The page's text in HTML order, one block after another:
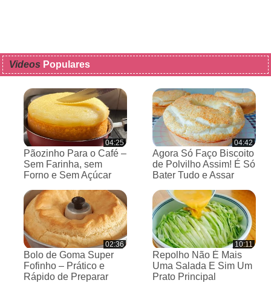
Videos Populares
04:25
Pãozinho Para o Café –
Sem Farinha, sem
Forno e Sem Açúcar
04:42
Agora Só Faço Biscoito
de Polvilho Assim! É Só
Bater Tudo e Assar
02:36
Bolo de Goma Super
Fofinho – Prático e
Rápido de Preparar
10:11
Repolho Não É Mais
Uma Salada E Sim Um
Prato Principal